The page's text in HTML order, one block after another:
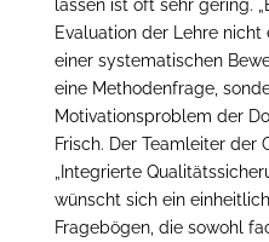
lassen ist oft sehr gering.
Evaluation der Lehre
einer systematischen
eine Methodenfrage,
Motivationsproblem der
Frisch. Der Teamleiter
„Integrierte
wünscht sich ein
Fragebögen, die sowohl